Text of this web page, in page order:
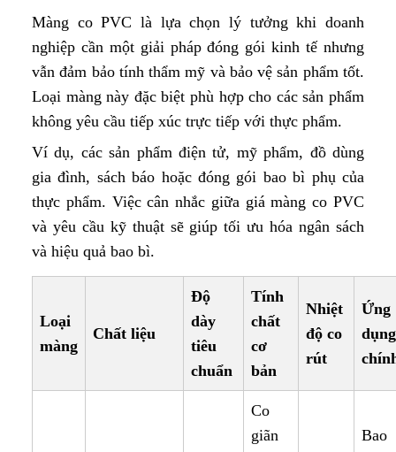
Màng co PVC là lựa chọn lý tưởng khi doanh
nghiệp cần một giải pháp đóng gói kinh tế nhưng
vẫn đảm bảo tính thẩm mỹ và bảo vệ sản phẩm tốt.
Loại màng này đặc biệt phù hợp cho các sản phẩm
không yêu cầu tiếp xúc trực tiếp với thực phẩm.
Ví dụ, các sản phẩm điện tử, mỹ phẩm, đồ dùng
gia đình, sách báo hoặc đóng gói bao bì phụ của
thực phẩm. Việc cân nhắc giữa giá màng co PVC
và yêu cầu kỹ thuật sẽ giúp tối ưu hóa ngân sách
và hiệu quả bao bì.
Loại
màng
Chất liệu
Độ
dày
tiêu
chuẩn
Tính
chất
cơ
bản
Nhiệt
độ co
rút
Ứng
dụng
Co
giãn
Bao